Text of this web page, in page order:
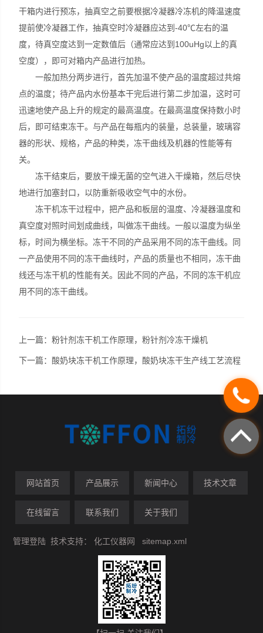
干箱内进行预冻，抽真空之前要根据冷凝器冷冻机的降温速度
提前使冷凝器工作，抽真空时冷凝器应达到-40℃左右的温
度，待真空度达到一定数值后（通常应达到100uHg以上的真
空度），即可对箱内产品进行加热。
一般加热分两步进行，首先加温不使产品的温度超过共熔
点的温度；待产品内水份基本干完后进行第二步加温，这时可
迅速地使产品上升的规定的最高温度。在最高温度保持数小时
后，即可结束冻干。与产品在每瓶内的装量，总装量，玻璃容
器的形状、规格，产品的种类，冻干曲线及机器的性能等有
关。
冻干结束后，要放干燥无菌的空气进入干燥箱，然后尽快
地进行加塞封口，以防重新吸收空气中的水份。
冻干机冻干过程中，把产品和板层的温度、冷凝器温度和
真空度对照时间划成曲线，叫做冻干曲线。一般以温度为纵坐
标，时间为横坐标。冻干不同的产品采用不同的冻干曲线。同
一产品使用不同的冻干曲线时，产品的质量也不相同，冻干曲
线还与冻干机的性能有关。因此不同的产品，不同的冻干机应
用不同的冻干曲线。
上一篇：粉针剂冻干机工作原理，粉针剂冷冻干燥机
下一篇：酸奶块冻干机工作原理，酸奶块冻干生产线工艺流程
网站首页 产品展示 新闻中心 技术文章
在线留言 联系我们 关于我们
管理登陆 技术支持：化工仪器网 sitemap.xml